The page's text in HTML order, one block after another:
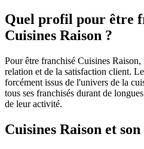
Quel profil pour être
Cuisines Raison ?
Pour être franchisé Cuisines
relation et de la satisfaction client.
forcément issus de l'univers de la
tous ses franchisés durant de
de leur activité.
Cuisines Raison et